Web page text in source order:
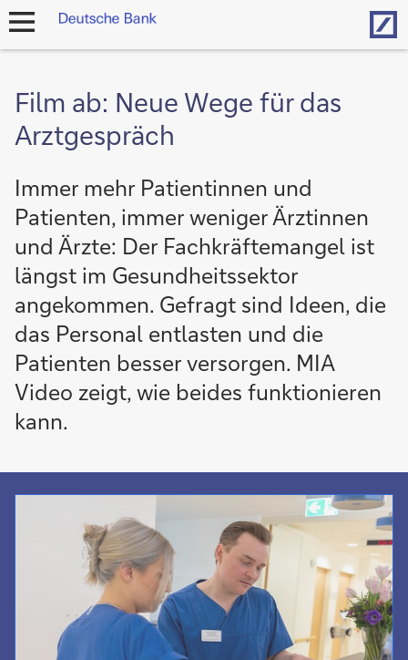
Navigation
Film ab: Neue Wege für das
Arztgespräch
Immer mehr Patientinnen und
Patienten, immer weniger Ärztinnen
und Ärzte: Der Fachkräftemangel ist
längst im Gesundheitssektor
angekommen. Gefragt sind Ideen, die
das Personal entlasten und die
Patienten besser versorgen. MIA
Video zeigt, wie beides funktionieren
kann.